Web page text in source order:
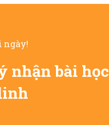
ngày!
nhận bài học